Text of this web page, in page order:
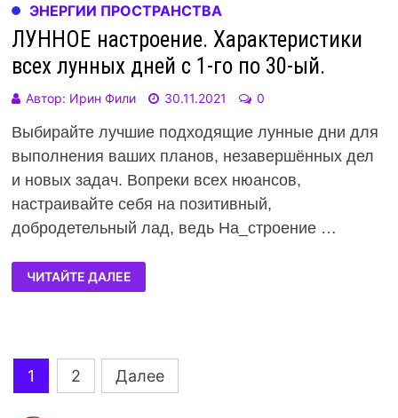
ЭНЕРГИИ ПРОСТРАНСТВА
ЛУННОЕ настроение. Характеристики
всех лунных дней с 1-го по 30-ый.
Автор: Ирин Фили 30.11.2021 0
Выбирайте лучшие подходящие лунные дни для
выполнения ваших планов, незавершённых дел
и новых задач. Вопреки всех нюансов,
настраивайте себя на позитивный,
добродетельный лад, ведь На_строение …
ЧИТАЙТЕ ДАЛЕЕ
Навигация
1 2 Далее